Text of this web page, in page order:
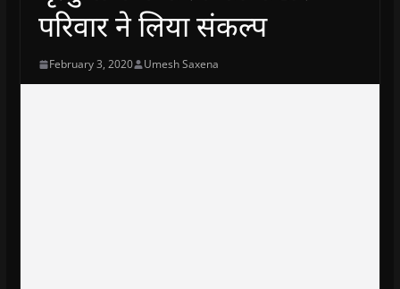
परिवार ने लिया संकल्प
February 3, 2020 Umesh Saxena